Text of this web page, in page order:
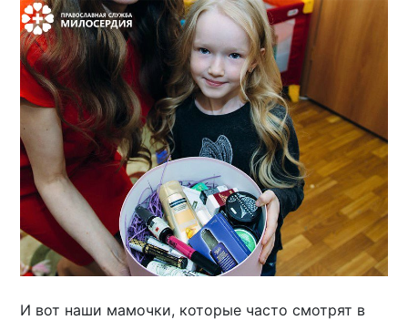
И вот наши мамочки, которые часто смотрят в